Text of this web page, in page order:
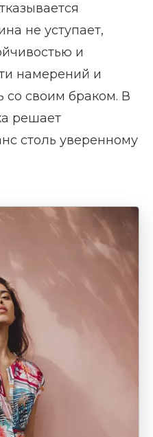
не уступает,
и
намерений и
со своим браком. В
решает
столь уверенному